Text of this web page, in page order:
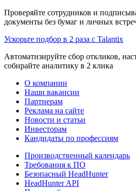
Проверяйте сотрудников и
документы без бумаг и личных
Ускорьте подбор в 2 раза с Talantix
Автоматизируйте сбор откликов,
собирайте аналитику в 2 клика
О компании
Наши вакансии
Партнерам
Реклама на сайте
Новости и статьи
Инвесторам
Кандидаты по профессиям
Производственный календарь
Требования к ПО
Безопасный HeadHunter
HeadHunter API